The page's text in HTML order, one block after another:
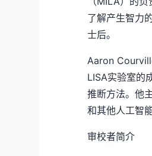
了解产生智力
士后。
Aaron
LISA实验室的
推断方法。他
和其他人工智
审校者简介